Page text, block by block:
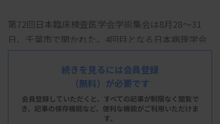
第72回日本臨床検査医学会学術集会は8月28～31
日、千葉市で開かれた。4回目となる日本病理学会
との共催シンポジウムは31日に行われ、自民党参院
議員の古川俊治氏が医療政策の観点からがんゲノム
医療について報告した。古川氏は、「患者還元の最
たるものは創薬だ」と述べ、創薬基盤としてゲノム
医療を推進していくことが重要だと強調した。
続きを見るには会員登録
（無料）が必要です
会員登録していただくと、すべての記事が制限なく閲覧で
き、 記事の保存機能など、便利な機能がご利用いただけま
す。